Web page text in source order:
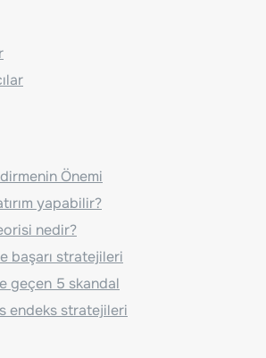
Önemi
yapabilir?
nedir?
başarı stratejileri
geçen 5 skandal
endeks stratejileri